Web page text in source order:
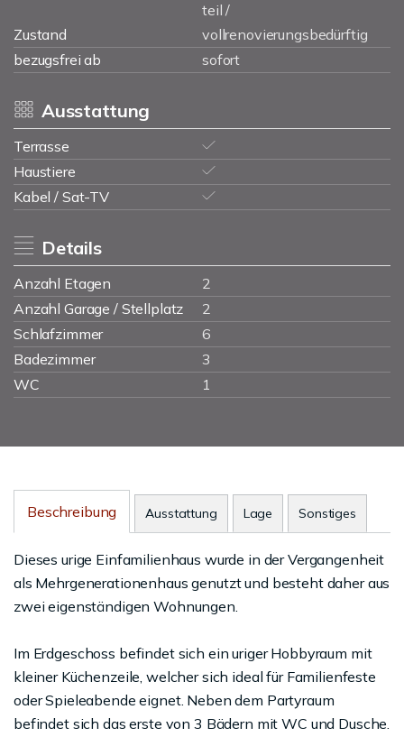
Zustand
teil /
vollrenovierungsbedürftig
bezugsfrei ab
sofort
Ausstattung
Terrasse
Haustiere
Kabel / Sat-TV
Details
Anzahl Etagen
2
Anzahl Garage / Stellplatz
2
Schlafzimmer
6
Badezimmer
3
WC
1
Beschreibung Ausstattung Lage Sonstiges
Dieses urige Einfamilienhaus wurde in der Vergangenheit
als Mehrgenerationenhaus genutzt und besteht daher aus
zwei eigenständigen Wohnungen.
Im Erdgeschoss befindet sich ein uriger Hobbyraum mit
kleiner Küchenzeile, welcher sich ideal für Familienfeste
oder Spieleabende eignet. Neben dem Partyraum
befindet sich das erste von 3 Bädern mit WC und Dusche.